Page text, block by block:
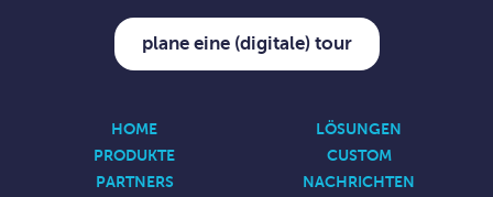
plane eine (digitale) tour
HOME
LÖSUNGEN
PRODUKTE
CUSTOM
PARTNERS
NACHRICHTEN